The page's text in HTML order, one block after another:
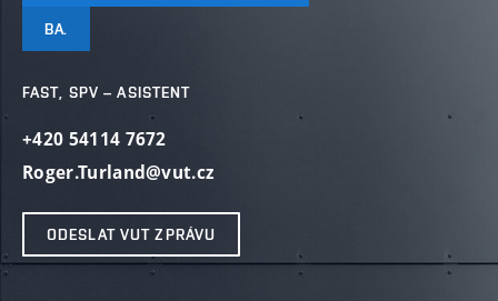
BA.
FAST, SPV – ASISTENT
+420 54114 7672
Roger.Turland@vut.cz
ODESLAT VUT ZPRÁVU